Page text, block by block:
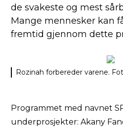
de svakeste og mest
Mange mennesker kan
fremtid gjennom dette
Rozinah forbereder varene.
Programmet med navnet
underprosjekter: Akany